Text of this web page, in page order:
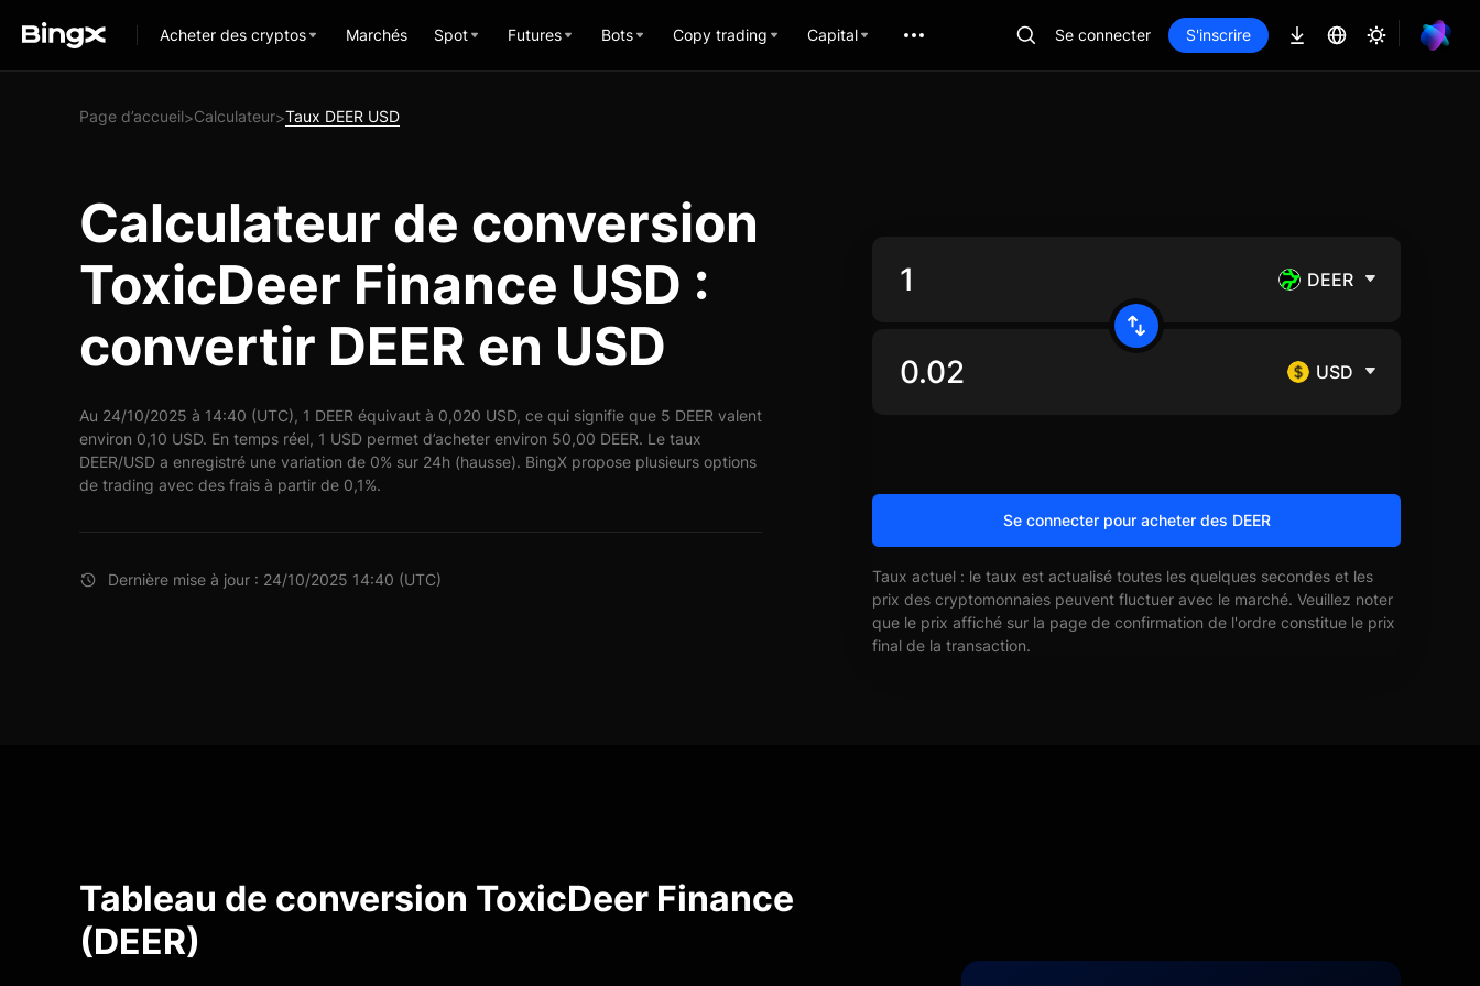
Acheter des cryptos Marchés Spot Futures Bots Copy trading Capital Se connecter S'inscrire
Page d’accueil>Calculateur>Taux DEER USD
Calculateur de conversion
ToxicDeer Finance USD :
convertir DEER en USD
Au 24/10/2025 à 14:40 (UTC), 1 DEER équivaut à 0,020 USD, ce qui signifie que 5 DEER valent
environ 0,10 USD. En temps réel, 1 USD permet d’acheter environ 50,00 DEER. Le taux
DEER/USD a enregistré une variation de 0% sur 24h (hausse). BingX propose plusieurs options
de trading avec des frais à partir de 0,1%.
Dernière mise à jour : 24/10/2025 14:40 (UTC)
DEER
USD
Se connecter pour acheter des DEER
Taux actuel : le taux est actualisé toutes les quelques secondes et les
prix des cryptomonnaies peuvent fluctuer avec le marché. Veuillez noter
que le prix affiché sur la page de confirmation de l'ordre constitue le prix
final de la transaction.
Tableau de conversion ToxicDeer Finance
(DEER)